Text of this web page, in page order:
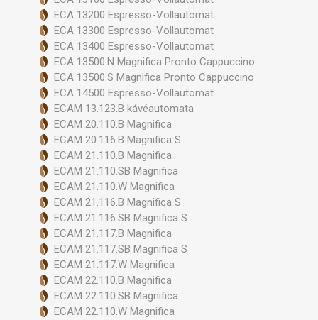
ECA 13200 Espresso-Vollautomat
ECA 13300 Espresso-Vollautomat
ECA 13400 Espresso-Vollautomat
ECA 13500.N Magnifica Pronto Cappuccino
ECA 13500.S Magnifica Pronto Cappuccino
ECA 14500 Espresso-Vollautomat
ECAM 13.123.B kávéautomata
ECAM 20.110.B Magnifica
ECAM 20.116.B Magnifica S
ECAM 21.110.B Magnifica
ECAM 21.110.SB Magnifica
ECAM 21.110.W Magnifica
ECAM 21.116.B Magnifica S
ECAM 21.116.SB Magnifica S
ECAM 21.117.B Magnifica
ECAM 21.117.SB Magnifica S
ECAM 21.117.W Magnifica
ECAM 22.110.B Magnifica
ECAM 22.110.SB Magnifica
ECAM 22.110.W Magnifica